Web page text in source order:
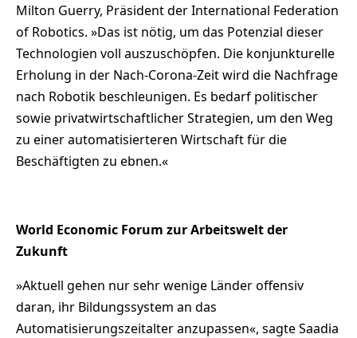
Milton Guerry, Präsident der International Federation
of Robotics. »Das ist nötig, um das Potenzial dieser
Technologien voll auszuschöpfen. Die konjunkturelle
Erholung in der Nach-Corona-Zeit wird die Nachfrage
nach Robotik beschleunigen. Es bedarf politischer
sowie privatwirtschaftlicher Strategien, um den Weg
zu einer automatisierteren Wirtschaft für die
Beschäftigten zu ebnen.«
World Economic Forum zur Arbeitswelt der
Zukunft
»Aktuell gehen nur sehr wenige Länder offensiv
daran, ihr Bildungssystem an das
Automatisierungszeitalter anzupassen«, sagte Saadia